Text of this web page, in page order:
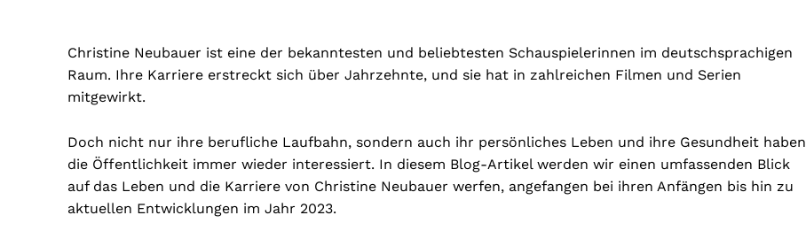
Christine Neubauer ist eine der bekanntesten und beliebtesten Schauspielerinnen im deutschsprachigen
Raum. Ihre Karriere erstreckt sich über Jahrzehnte, und sie hat in zahlreichen Filmen und Serien
mitgewirkt.
Doch nicht nur ihre berufliche Laufbahn, sondern auch ihr persönliches Leben und ihre Gesundheit haben
die Öffentlichkeit immer wieder interessiert. In diesem Blog-Artikel werden wir einen umfassenden Blick
auf das Leben und die Karriere von Christine Neubauer werfen, angefangen bei ihren Anfängen bis hin zu
aktuellen Entwicklungen im Jahr 2023.